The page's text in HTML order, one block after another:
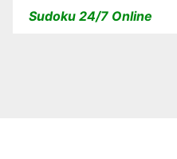
Sudoku 24/7 Online